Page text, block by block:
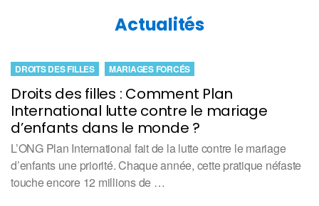
Actualités
Droits des filles : Comment Plan
International lutte contre le mariage
d’enfants dans le monde ?
DROITS DES FILLES MARIAGES FORCÉS
L’ONG Plan International fait de la lutte contre le mariage
d’enfants une priorité. Chaque année, cette pratique néfaste
touche encore 12 millions de …